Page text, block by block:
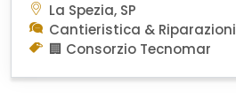
La Spezia, SP
Cantieristica & Riparazioni
🏢 Consorzio Tecnomar